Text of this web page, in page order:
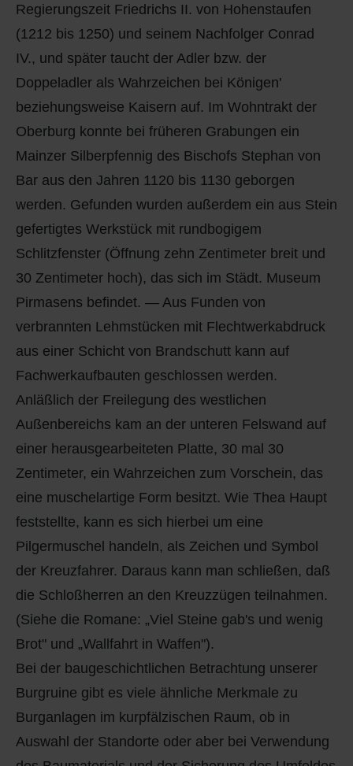
Regierungszeit Friedrichs II. von Hohenstaufen
(1212 bis 1250) und seinem Nachfolger Conrad
IV., und später taucht der Adler bzw. der
Doppeladler als Wahrzeichen bei Königen'
beziehungsweise Kaisern auf. Im Wohntrakt der
Oberburg konnte bei früheren Grabungen ein
Mainzer Silberpfennig des Bischofs Stephan von
Bar aus den Jahren 1120 bis 1130 geborgen
werden. Gefunden wurden außerdem ein aus Stein
gefertigtes Werkstück mit rundbogigem
Schlitzfenster (Öffnung zehn Zentimeter breit und
30 Zentimeter hoch), das sich im Städt. Museum
Pirmasens befindet. — Aus Funden von
verbrannten Lehmstücken mit Flechtwerkabdruck
aus einer Schicht von Brandschutt kann auf
Fachwerkaufbauten geschlossen werden.
Anläßlich der Freilegung des westlichen
Außenbereichs kam an der unteren Felswand auf
einer herausgearbeiteten Platte, 30 mal 30
Zentimeter, ein Wahrzeichen zum Vorschein, das
eine muschelartige Form besitzt. Wie Thea Haupt
feststellte, kann es sich hierbei um eine
Pilgermuschel handeln, als Zeichen und Symbol
der Kreuzfahrer. Daraus kann man schließen, daß
die Schloßherren an den Kreuzzügen teilnahmen.
(Siehe die Romane: „Viel Steine gab's und wenig
Brot" und „Wallfahrt in Waffen").
Bei der baugeschichtlichen Betrachtung unserer
Burgruine gibt es viele ähnliche Merkmale zu
Burganlagen im kurpfälzischen Raum, ob in
Auswahl der Standorte oder aber bei Verwendung